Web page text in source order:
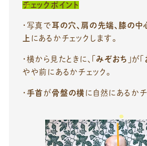
チェックポイント
・写真で耳の穴、肩の先端、膝の中
上 にあるかチェックします。
・横から見たときに、「 みぞおち 」が「
やや前にあるかチェック。
・ 手首が骨盤の横 に自然にあるかチ